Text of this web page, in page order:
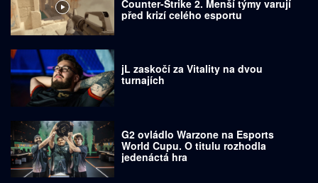
Counter-Strike 2. Menší týmy varují
před krizí celého esportu
jL zaskočí za Vitality na dvou
turnajích
G2 ovládlo Warzone na Esports
World Cupu. O titulu rozhodla
jedenáctá hra